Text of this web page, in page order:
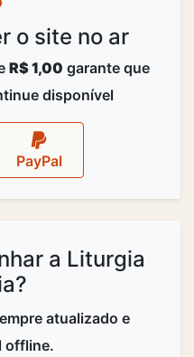
o site no ar
R$ 1,00 garante que
disponível
PayPal
a Liturgia
atualizado e
offline.